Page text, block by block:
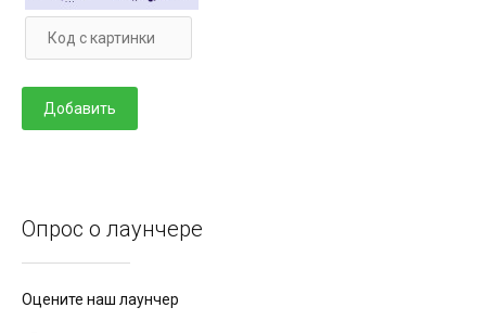
Опрос о лаунчере
Оцените наш лаунчер